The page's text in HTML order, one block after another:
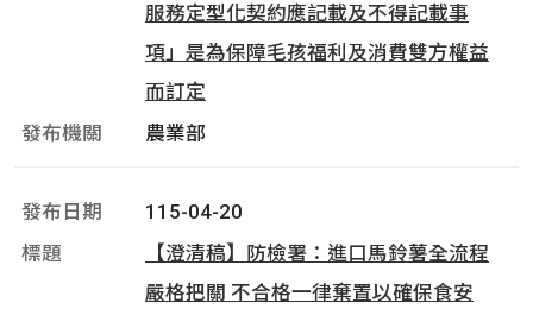
服務定型化契約應記載及不得記載事
項」是為保障毛孩福利及消費雙方權益
而訂定
農業部
115-04-20
【澄清稿】防檢署：進口馬鈴薯全流程
嚴格把關 不合格一律棄置以確保食安